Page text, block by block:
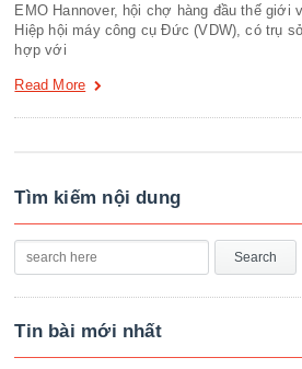
EMO Hannover, hội chợ hàng đầu thế giới
Hiệp hội máy công cụ Đức (VDW), có trụ
hợp với
Read More
Tìm kiếm nội dung
Tin bài mới nhất